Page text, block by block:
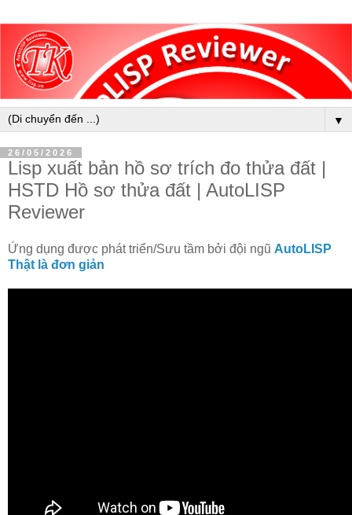
▼
26/05/2026
Lisp xuất bản hồ sơ trích đo thửa đất |
HSTD Hồ sơ thửa đất | AutoLISP
Reviewer
Ứng dụng được phát triển/Sưu tầm bởi đội ngũ AutoLISP
Thật là đơn giản